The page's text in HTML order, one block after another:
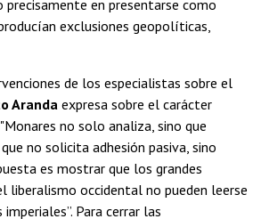
precisamente en presentarse como
exclusiones geopolíticas,
de los especialistas sobre el
Aranda expresa sobre el carácter
no solo analiza, sino que
no solicita adhesión pasiva, sino
es mostrar que los grandes
liberalismo occidental no pueden leerse
Para cerrar las